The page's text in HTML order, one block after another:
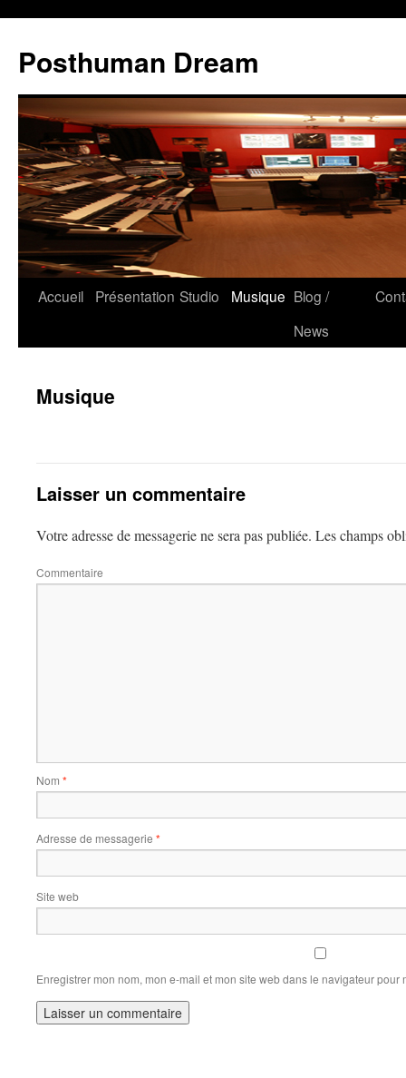
Posthuman Dream
Accueil Présentation Studio Musique Blog /
News
Musique
Laisser un commentaire
Votre adresse de messagerie ne sera pas publiée. Les champs
Commentaire
Nom *
Adresse de messagerie *
Site web
Enregistrer mon nom, mon e-mail et mon site web dans le navigateur pour